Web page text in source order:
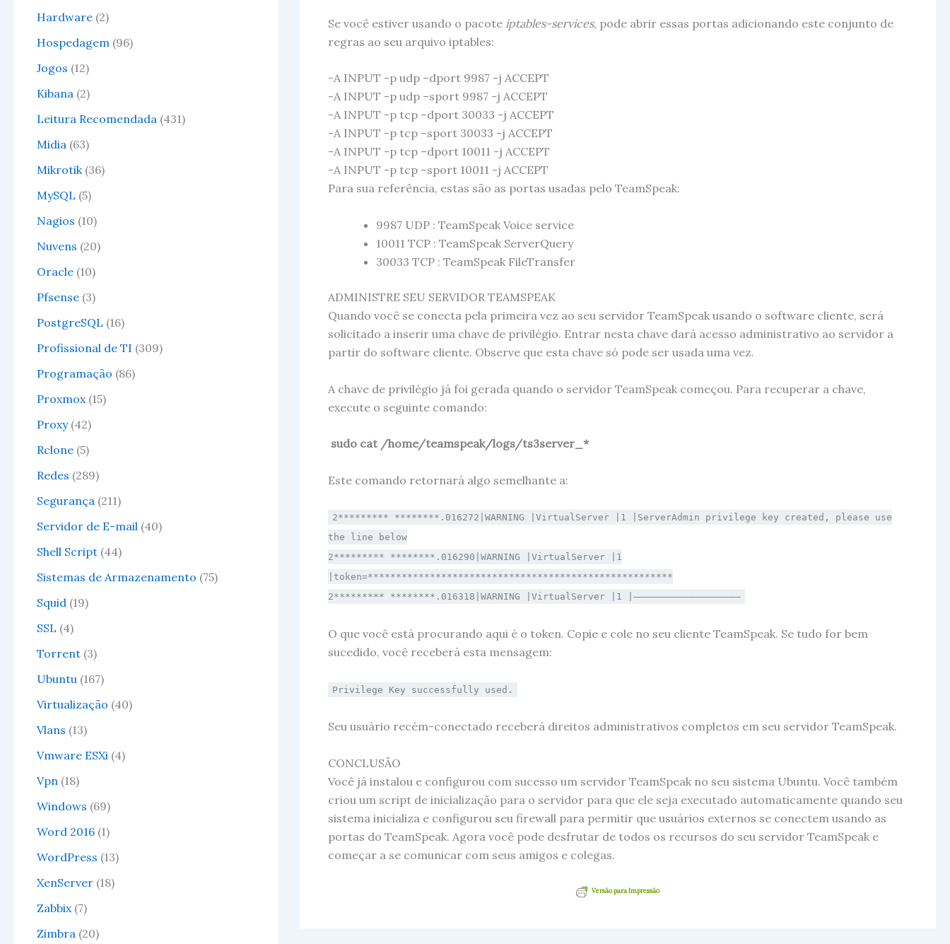
Hardware (2)
Hospedagem (96)
Jogos (12)
Kibana (2)
Leitura Recomendada (431)
Midia (63)
Mikrotik(36)
MySQL (5)
Nagios (10)
Nuvens (20)
Oracle (10)
Pfsense (3)
PostgreSQL (16)
Profissional de TI (309)
Programação (86)
Proxmox(15)
Proxy(42)
Rclone (5)
Redes (289)
Segurança (211)
Servidor de E-mail (40)
Shell Script (44)
Sistemas de Armazenamento (75)
Squid (19)
SSL (4)
Torrent (3)
Ubuntu (167)
Virtualização (40)
Vlans (13)
Vmware ESXi (4)
Vpn (18)
Windows (69)
Word 2016 (1)
WordPress (13)
XenServer (18)
Zabbix(7)
Zimbra (20)
Se você estiver usando o pacote iptables-services, pode abrir essas portas adicionando este conjunto de
regras ao seu arquivo iptables:
-A INPUT -p udp –dport 9987 -j ACCEPT
-A INPUT -p udp –sport 9987 -j ACCEPT
-A INPUT -p tcp –dport 30033 -j ACCEPT
-A INPUT -p tcp –sport 30033 -j ACCEPT
-A INPUT -p tcp –dport 10011 -j ACCEPT
-A INPUT -p tcp –sport 10011 -j ACCEPT
Para sua referência, estas são as portas usadas pelo TeamSpeak:
9987 UDP : TeamSpeak Voice service
10011 TCP : TeamSpeak ServerQuery
30033 TCP : TeamSpeak FileTransfer
ADMINISTRE SEU SERVIDOR TEAMSPEAK
Quando você se conecta pela primeira vez ao seu servidor TeamSpeak usando o software cliente, será
solicitado a inserir uma chave de privilégio. Entrar nesta chave dará acesso administrativo ao servidor a
partir do software cliente. Observe que esta chave só pode ser usada uma vez.
A chave de privilégio já foi gerada quando o servidor TeamSpeak começou. Para recuperar a chave,
execute o seguinte comando:
sudo cat /home/teamspeak/logs/ts3server_*
Este comando retornará algo semelhante a:
2********* ********.016272|WARNING |VirtualServer |1 |ServerAdmin privilege key created, please use
the line below
2********* ********.016290|WARNING |VirtualServer |1
|token=******************************************************
2********* ********.016318|WARNING |VirtualServer |1 |——————————————————–
O que você está procurando aqui é o token. Copie e cole no seu cliente TeamSpeak. Se tudo for bem
sucedido, você receberá esta mensagem:
Privilege Key successfully used.
Seu usuário recém-conectado receberá direitos administrativos completos em seu servidor TeamSpeak.
CONCLUSÃO
Você já instalou e configurou com sucesso um servidor TeamSpeak no seu sistema Ubuntu. Você também
criou um script de inicialização para o servidor para que ele seja executado automaticamente quando seu
sistema inicializa e configurou seu firewall para permitir que usuários externos se conectem usando as
portas do TeamSpeak. Agora você pode desfrutar de todos os recursos do seu servidor TeamSpeak e
começar a se comunicar com seus amigos e colegas.
Versão para Impressão